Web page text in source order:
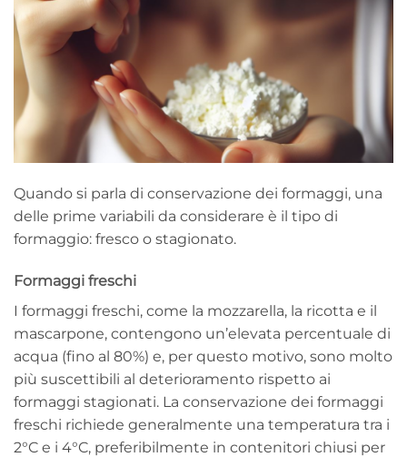
Quando si parla di conservazione dei formaggi, una
delle prime variabili da considerare è il tipo di
formaggio: fresco o stagionato.
Formaggi freschi
I formaggi freschi, come la mozzarella, la ricotta e il
mascarpone, contengono un’elevata percentuale di
acqua (fino al 80%) e, per questo motivo, sono molto
più suscettibili al deterioramento rispetto ai
formaggi stagionati. La conservazione dei formaggi
freschi richiede generalmente una temperatura tra i
2°C e i 4°C, preferibilmente in contenitori chiusi per